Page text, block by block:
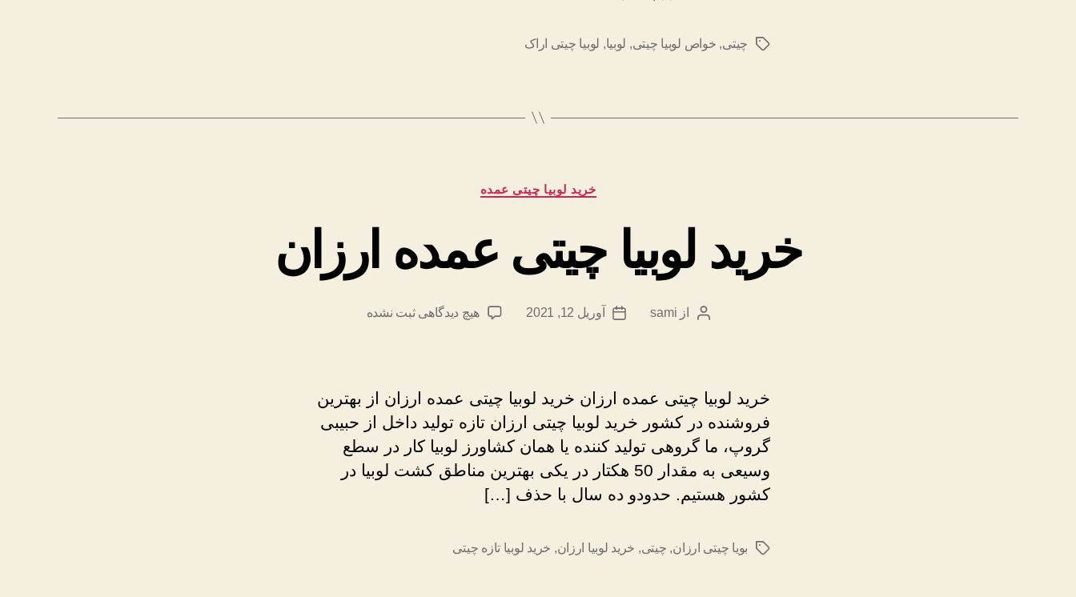
برچسب‌ها
چیتی, خواص لوبیا چیتی, لوبیا, لوبیا چیتی اراک
خرید لوبیا چیتی عمده
خرید لوبیا چیتی عمده ارزان
نویسندهٔ
از sami
تاریخآوریل 12, 2021 هیچ دیدگاهیبرای
عمده
ارزان
ثبت نشده
خرید لوبیا چیتی عمده ارزان خرید لوبیا چیتی عمده ارزان از بهترین
فروشنده در کشور خرید لوبیا چیتی ارزان تازه تولید داخل از حبیبی
گروپ، ما گروهی تولید کننده یا همان کشاورز لوبیا کار در سطع
وسیعی به مقدار 50 هکتار در یکی بهترین مناطق کشت لوبیا در
کشور هستیم. حدودو ده سال با حذف […]
برچسب‌ها
بویا چیتی ارزان, چیتی, خرید لوبیا ارزان, خرید لوبیا تازه چیتی